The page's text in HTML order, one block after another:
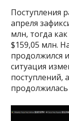
Поступления
апреля
млн, тогда
$159,05 млн.
продолжился
ситуация
поступлений,